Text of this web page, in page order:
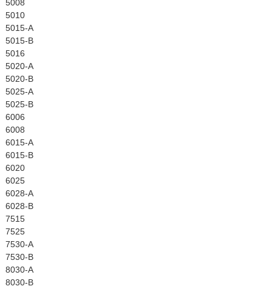
5008
5010
5015-A
5015-B
5016
5020-A
5020-B
5025-A
5025-B
6006
6008
6015-A
6015-B
6020
6025
6028-A
6028-B
7515
7525
7530-A
7530-B
8030-A
8030-B